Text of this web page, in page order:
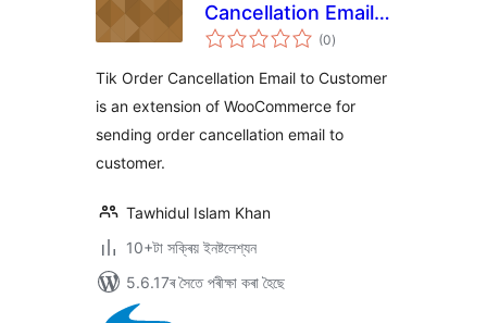
Cancellation Email
to Customer(0টা
মুঠ)
Tik Order Cancellation Email to Customer
is an extension of WooCommerce for
sending order cancellation email to
customer.
Tawhidul Islam Khan
10+টা সক্ৰিয় ইনষ্টলেশ্যন
5.6.17ৰ সৈতে পৰীক্ষা কৰা হৈছে